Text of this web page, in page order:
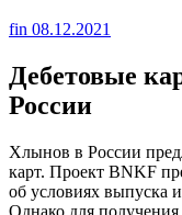
fin 08.12.2021
Дебетовые
России
Хлынов в России
карт. Проект BNKF
об условиях выпуска